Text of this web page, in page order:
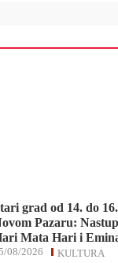
grad od 14. do
Pazaru:
Mata Hari i
KULTURA
08/2026